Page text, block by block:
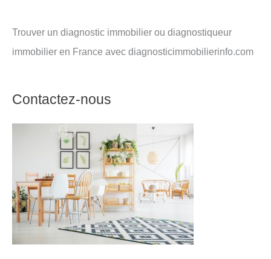
Trouver un diagnostic immobilier ou diagnostiqueur
immobilier en France avec diagnosticimmobilierinfo.com
Contactez-nous